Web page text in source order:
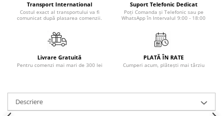
Clasa a III-a
Clasa a VII-a
Clasa pregatitoare
Transport International
Costul exact al transportului va fi
comunicat după plasarea comenzii.
Suport Telefonic Dedicat
Poți Comanda și Telefonic sau pe
WhatsApp în Intervalul 9:00 - 18:00
Livrare Gratuită
Pentru comenzi mai mari de 300 lei
PLATĂ ÎN RATE
Cumperi acum, plătești mai târziu
Descriere